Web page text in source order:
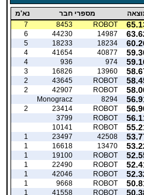
מספרי חבר נא'מ
ROBOT
8453
7
14987
44230
6
18234
18233
5
40877
41654
4
974
936
4
13960
16826
3
ROBOT
43645
2
ROBOT
42907
2
8294
Monogracz
ROBOT
23414
2
ROBOT
3799
ROBOT
10141
42508
23497
1
13470
16618
1
ROBOT
19100
1
ROBOT
22490
1
ROBOT
42046
1
ROBOT
9668
1
ROBOT
41558
1